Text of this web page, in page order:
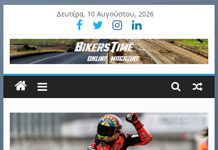
Δευτέρα, 10 Αυγούστου, 2026